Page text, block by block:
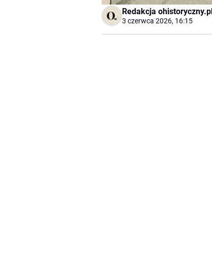
Redakcja ohistoryczny.pl
3 czerwca 2026, 16:15